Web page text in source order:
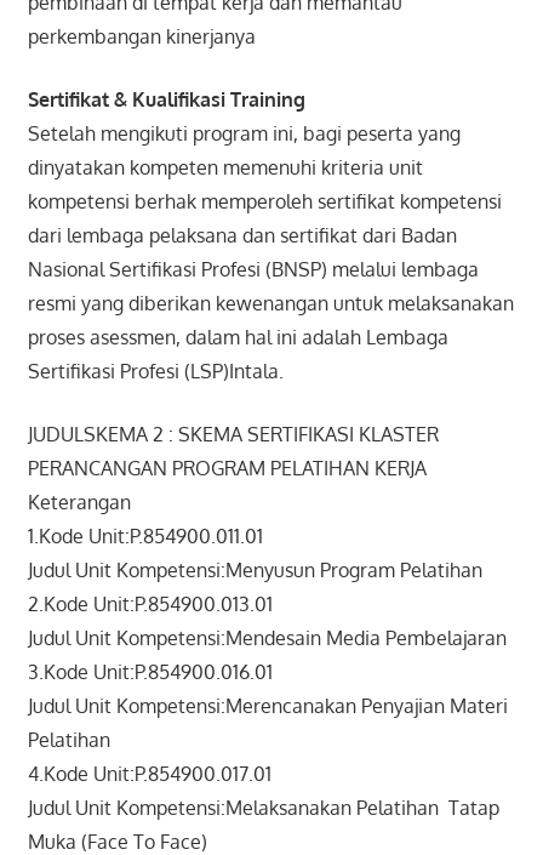
perkembangan kinerjanya
Sertifikat & Kualifikasi Training
Setelah mengikuti program ini, bagi peserta yang
dinyatakan kompeten memenuhi kriteria unit
kompetensi berhak memperoleh sertifikat kompetensi
dari lembaga pelaksana dan sertifikat dari Badan
Nasional Sertifikasi Profesi (BNSP) melalui lembaga
resmi yang diberikan kewenangan untuk melaksanakan
proses asessmen, dalam hal ini adalah Lembaga
Sertifikasi Profesi (LSP)Intala.
JUDULSKEMA 2 : SKEMA SERTIFIKASI KLASTER
PERANCANGAN PROGRAM PELATIHAN KERJA
Keterangan
1.Kode Unit:P.854900.011.01
Judul Unit Kompetensi:Menyusun Program Pelatihan
2.Kode Unit:P.854900.013.01
Judul Unit Kompetensi:Mendesain Media Pembelajaran
3.Kode Unit:P.854900.016.01
Judul Unit Kompetensi:Merencanakan Penyajian Materi
Pelatihan
4.Kode Unit:P.854900.017.01
Judul Unit Kompetensi:Melaksanakan Pelatihan Tatap
Muka (Face To Face)